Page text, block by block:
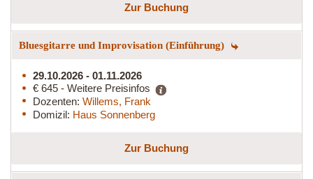
Zur Buchung
Bluesgitarre und Improvisation (Einführung)
29.10.2026 - 01.11.2026
€ 645 - Weitere Preisinfos
Dozenten: Willems, Frank
Domizil: Haus Sonnenberg
Zur Buchung